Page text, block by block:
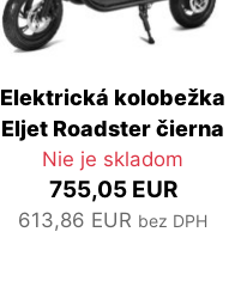
Elektrická kolobežka
Eljet Roadster čierna
Nie je skladom
755,05 EUR
613,86 EUR bez DPH